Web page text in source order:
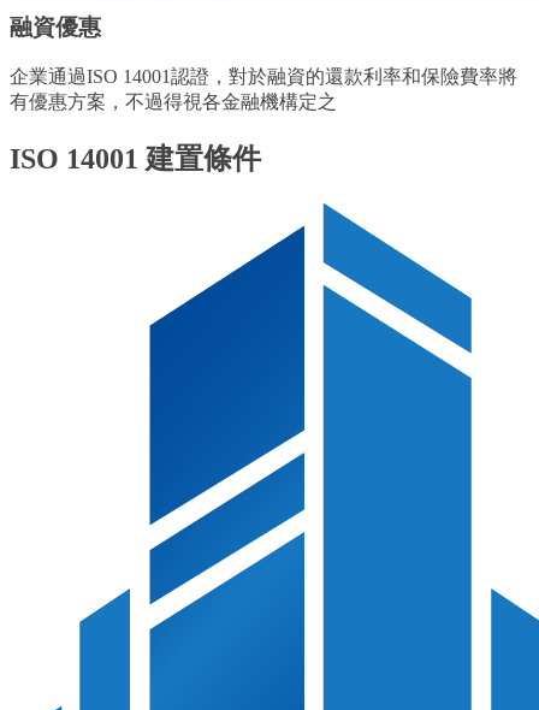
融資優惠
企業通過ISO 14001認證，對於融資的還款利率和保險費率將
有優惠方案，不過得視各金融機構定之
ISO 14001 建置條件